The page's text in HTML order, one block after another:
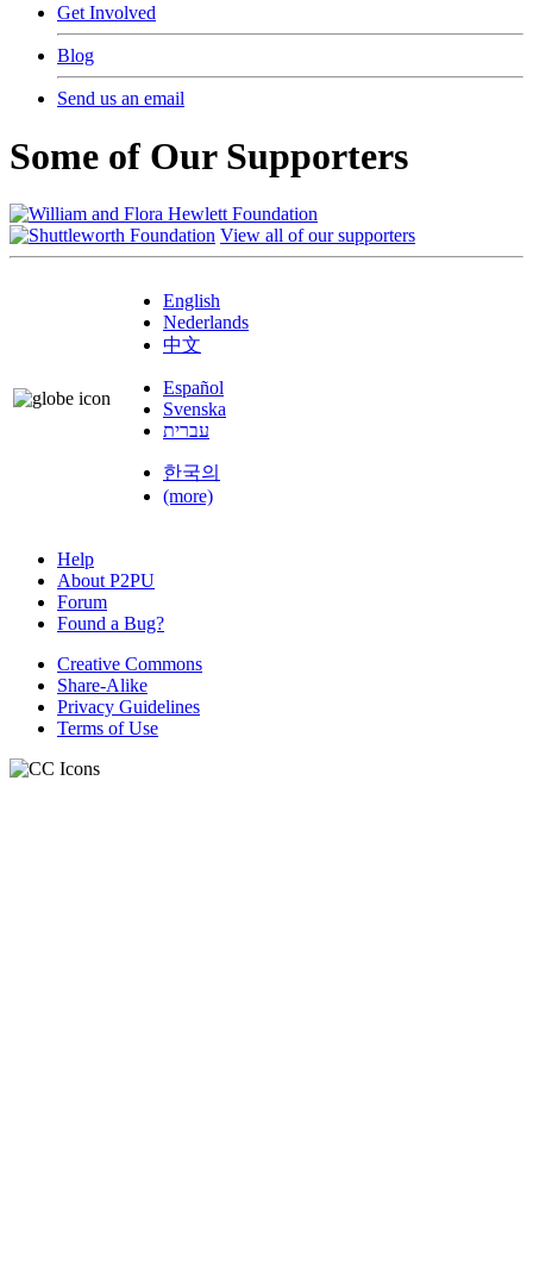
Get Involved
Blog
Send us an email
Some of Our Supporters
View all of our supporters
English
Nederlands
中文
Español
Svenska
עברית
한국의
(more)
Help
About P2PU
Forum
Found a Bug?
Creative Commons
Share-Alike
Privacy Guidelines
Terms of Use